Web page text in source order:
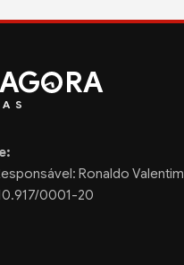
RA
Ronaldo Valentim
0001-20